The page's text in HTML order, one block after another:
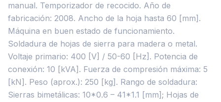
manual. Temporizador de recocido. Año de
fabricación: 2008. Ancho de la hoja hasta 60 [mm].
Máquina en buen estado de funcionamiento.
Soldadura de hojas de sierra para madera o metal.
Voltaje primario: 400 [V] / 50-60 [Hz]. Potencia de
conexión: 10 [kVA]. Fuerza de compresión máxima: 5
[kN]. Peso (aprox.): 250 [kg]. Rango de soldadura:
Sierras bimetálicas: 10*0.6 – 41*1.1 [mm]; Hojas de